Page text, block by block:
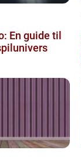
En guide til